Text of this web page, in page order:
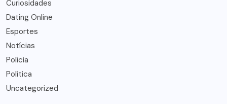
Curiosidades
Dating Online
Esportes
Notícias
Polícia
Política
Uncategorized